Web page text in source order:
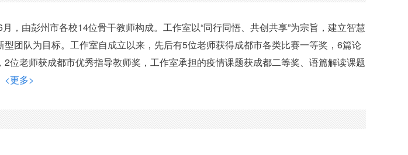
，由彭州市各校14位骨干教师构成。工作室以“同行同悟、共创共享”为宗旨，建立智慧
团队为目标。工作室自成立以来，先后有5位老师获得成都市各类比赛一等奖，6篇论
位老师获成都市优秀指导教师奖，工作室承担的疫情课题获成都二等奖、语篇解读课题
<更多>